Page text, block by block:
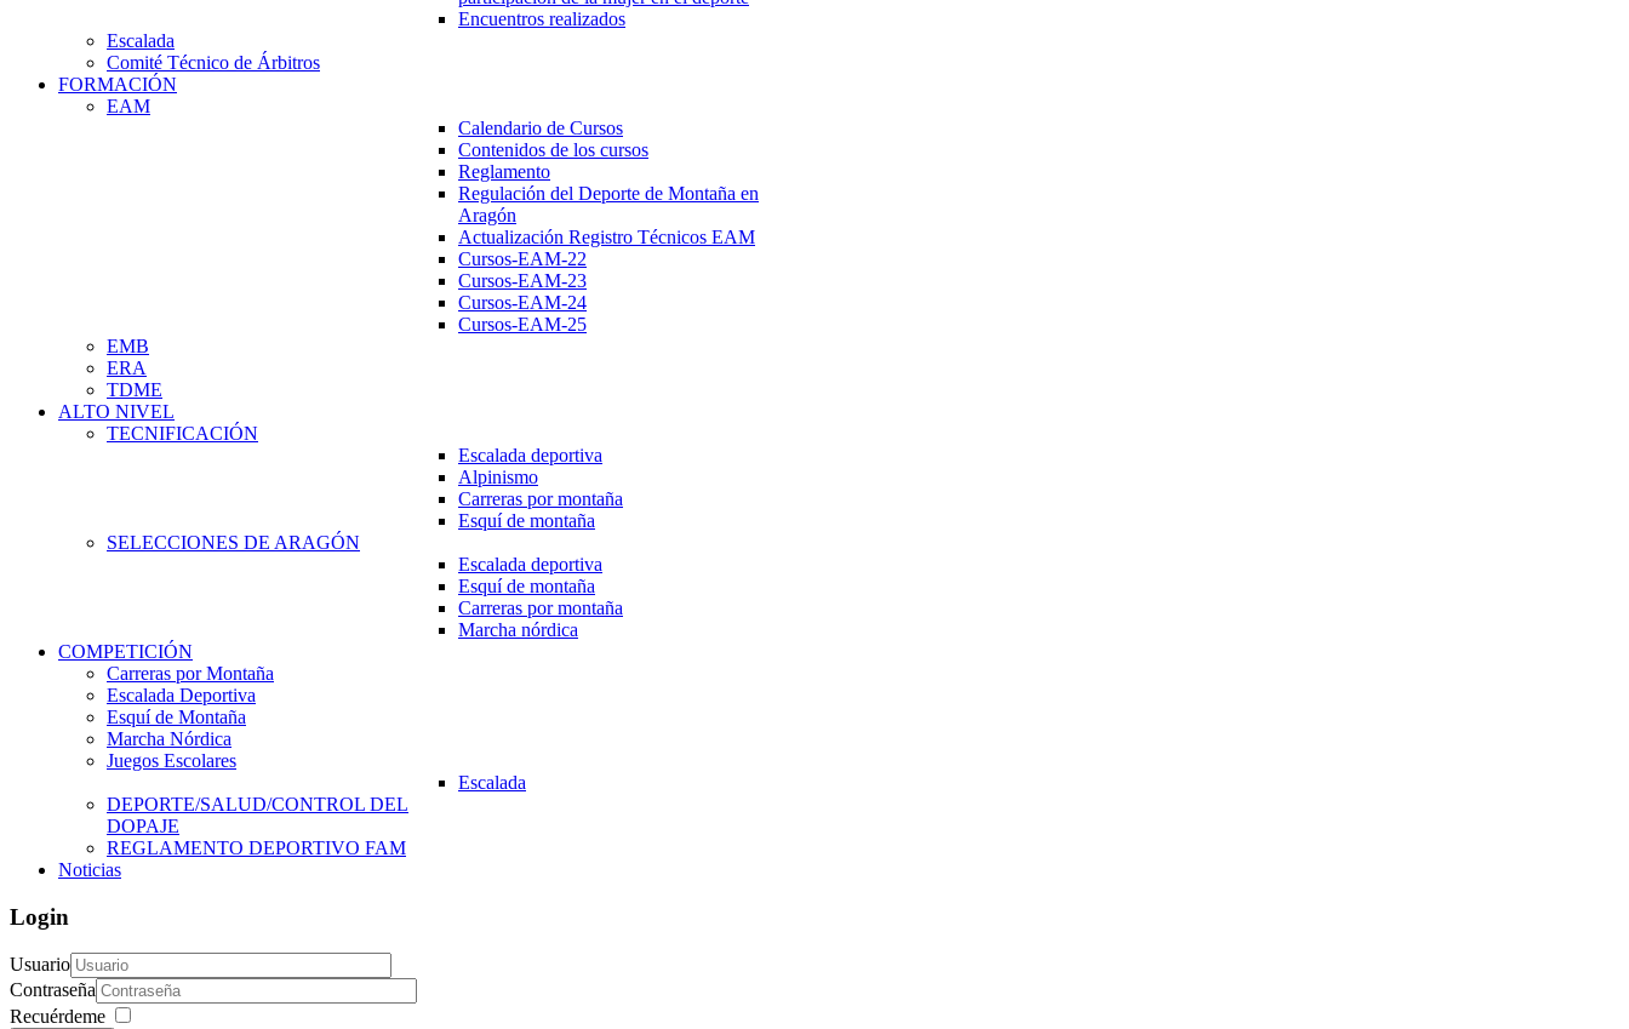
Encuentros realizados
Escalada
Comité Técnico de Árbitros
FORMACIÓN
EAM
Calendario de Cursos
Contenidos de los cursos
Reglamento
Regulación del Deporte de Montaña en
Aragón
Actualización Registro Técnicos EAM
Cursos-EAM-22
Cursos-EAM-23
Cursos-EAM-24
Cursos-EAM-25
EMB
ERA
TDME
ALTO NIVEL
TECNIFICACIÓN
Escalada deportiva
Alpinismo
Carreras por montaña
Esquí de montaña
SELECCIONES DE ARAGÓN
Escalada deportiva
Esquí de montaña
Carreras por montaña
Marcha nórdica
COMPETICIÓN
Carreras por Montaña
Escalada Deportiva
Esquí de Montaña
Marcha Nórdica
Juegos Escolares
Escalada
DEPORTE/SALUD/CONTROL DEL
DOPAJE
REGLAMENTO DEPORTIVO FAM
Noticias
Login
Usuario
Contraseña
Recuérdeme